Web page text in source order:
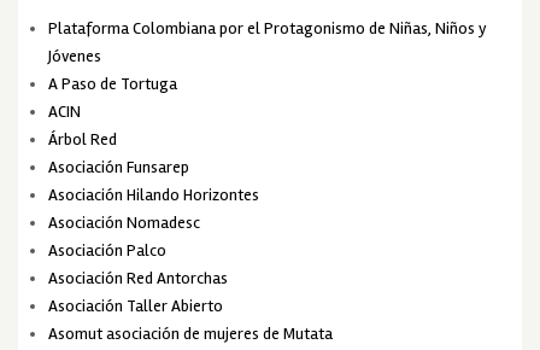
Plataforma Colombiana por el Protagonismo de Niñas, Niños y
Jóvenes
A Paso de Tortuga
ACIN
Árbol Red
Asociación Funsarep
Asociación Hilando Horizontes
Asociación Nomadesc
Asociación Palco
Asociación Red Antorchas
Asociación Taller Abierto
Asomut asociación de mujeres de Mutata